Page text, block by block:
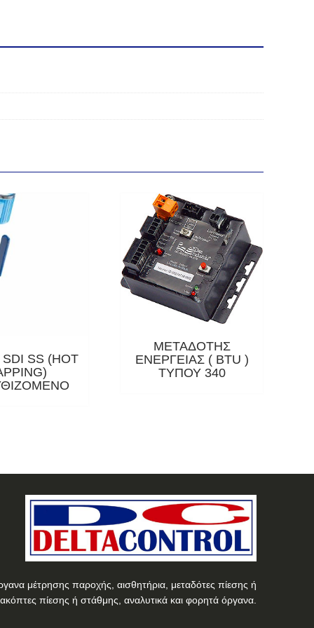
SS (HOT
ΜΕΤΑΔΟΤΗΣ
ΕΝΕΡΓΕΙΑΣ ( BTU )
ΤΥΠΟΥ 340
μέτρησης παροχής, αισθητήρια, μεταδότες πίεσης ή
πίεσης ή στάθμης, αναλυτικά και φορητά όργανα.